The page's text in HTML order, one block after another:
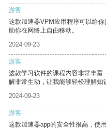
游客
这款加速器VPM应用程序可以给
助你在网络上自由移动。
2024-09-23
游客
这款学习软件的课程内容非常丰
解非常生动，让我能够轻松理解知
2024-09-23
游客
这款加速器app的安全性很高，使